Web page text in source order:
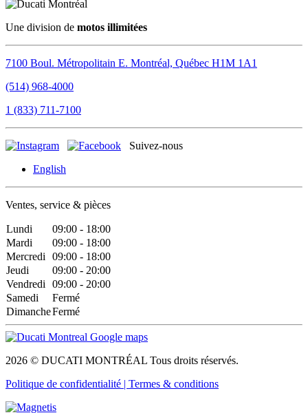
Une division de motos illimitées
7100 Boul. Métropolitain E. Montréal, Québec H1M 1A1
(514) 968-4000
1 (833) 711-7100
Suivez-nous
English
Ventes, service & pièces
Lundi
09:00 - 18:00
Mardi
09:00 - 18:00
Mercredi
09:00 - 18:00
Jeudi
09:00 - 20:00
Vendredi
09:00 - 20:00
Samedi
Fermé
DimancheFermé
2026 © DUCATI MONTRÉAL Tous droits réservés.
Politique de confidentialité | Termes & conditions